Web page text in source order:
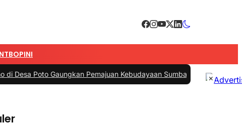
NTBOPINI
Pemajuan Kebudayaan Sumbawa|#3 -Esti Wijayati Janjikan
×